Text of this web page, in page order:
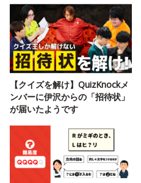
【クイズを解け】QuizKnockメ
ンバーに伊沢からの「招待状」
が届いたようです